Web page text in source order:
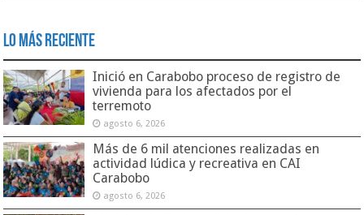
Lo Más Reciente
Inició en Carabobo proceso de registro de
vivienda para los afectados por el
terremoto
agosto 6, 2026
Más de 6 mil atenciones realizadas en
actividad lúdica y recreativa en CAI
Carabobo
agosto 6, 2026